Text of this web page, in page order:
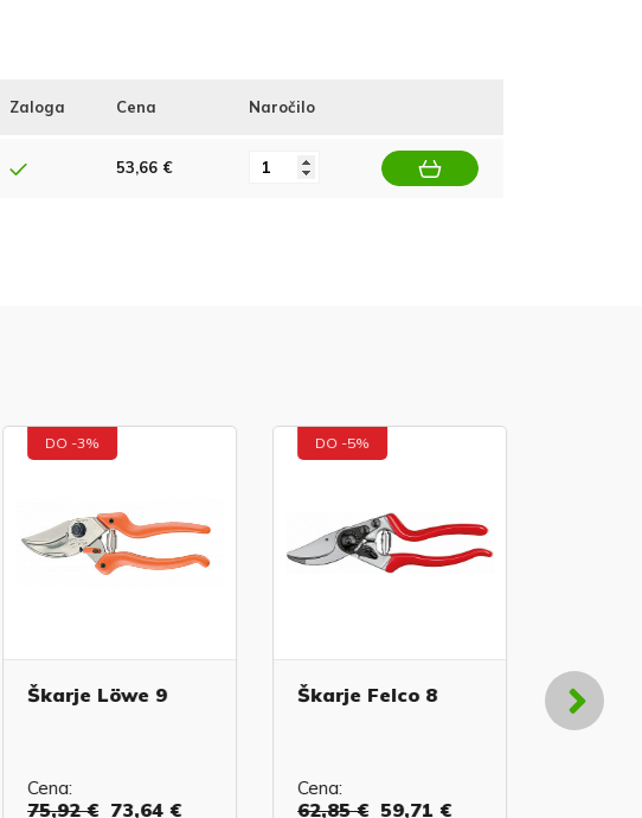
Zaloga Cena Naročilo
53,66 €
DO -3%
Škarje Löwe 9
Cena:
75,92 € 73,64 €
DO -5%
Škarje Felco 8
Cena:
62,85 € 59,71 €
Škarje